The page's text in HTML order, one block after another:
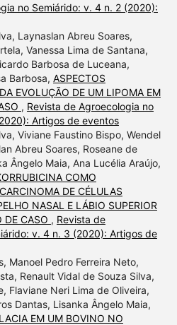
no Semiárido: v. 4 n. 2 (2020):
Laynaslan Abreu Soares,
Vanessa Lima de Santana,
Barbosa de Luceana,
Barbosa, ASPECTOS
EVOLUÇÃO DE UM LIPOMA EM
, Revista de Agroecologia no
Artigos de eventos
Viviane Faustino Bispo, Wendel
Abreu Soares, Roseane de
Ângelo Maia, Ana Lucélia Araújo,
COMO
DE CÉLULAS
NASAL E LÁBIO SUPERIOR
DE CASO , Revista de
v. 4 n. 3 (2020): Artigos de
Manoel Pedro Ferreira Neto,
Renault Vidal de Souza Silva,
Flaviane Neri Lima de Oliveira,
Dantas, Lisanka Ângelo Maia,
EM UM BOVINO NO